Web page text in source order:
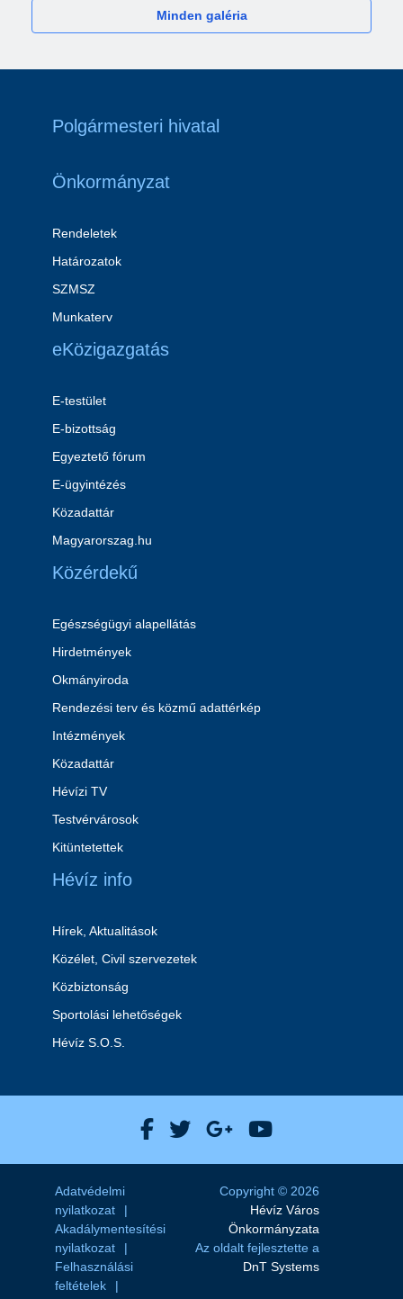
Minden galéria
Polgármesteri hivatal
Önkormányzat
Rendeletek
Határozatok
SZMSZ
Munkaterv
eKözigazgatás
E-testület
E-bizottság
Egyeztető fórum
E-ügyintézés
Közadattár
Magyarorszag.hu
Közérdekű
Egészségügyi alapellátás
Hirdetmények
Okmányiroda
Rendezési terv és közmű adattérkép
Intézmények
Közadattár
Hévízi TV
Testvérvárosok
Kitüntetettek
Hévíz info
Hírek, Aktualitások
Közélet, Civil szervezetek
Közbiztonság
Sportolási lehetőségek
Hévíz S.O.S.
Hévíz Város Facebook
Hévíz Város X
Hévíz Város
Hévíz Város
Adatvédelmi
nyilatkozat
Akadálymentesítési
nyilatkozat
Felhasználási
feltételek
Copyright © 2026
Hévíz Város
Önkormányzata
Az oldalt fejlesztette a
DnT Systems